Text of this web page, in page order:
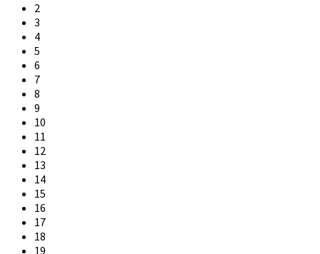
2
3
4
5
6
7
8
9
10
11
12
13
14
15
16
17
18
19